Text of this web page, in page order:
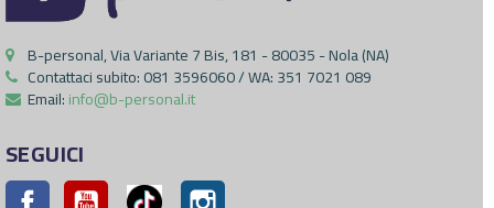
B-personal, Via Variante 7 Bis, 181 - 80035 - Nola (NA)
Contattaci subito:081 3596060 / WA: 351 7021 089
Email:info@b-personal.it
SEGUICI
Facebook YouTube Pinterest